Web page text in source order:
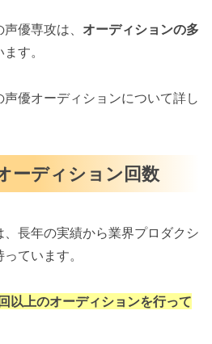
優専攻は、 オーディションの多
す。
優オーディションについて詳し
ーディション回数
長年の実績から業界プロダクシ
ています。
以上のオーディションを行って